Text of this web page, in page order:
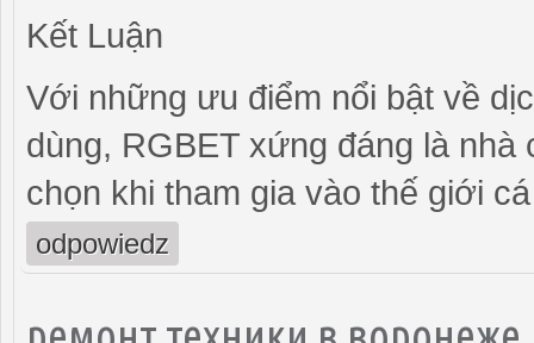
Kết Luận
Với những ưu điểm nổi bật về
dùng, RGBET xứng đáng là
chọn khi tham gia vào thế giới
odpowiedz